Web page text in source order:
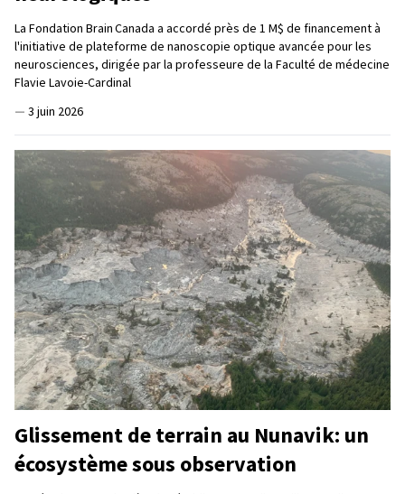
La Fondation Brain Canada a accordé près de 1 M$ de financement à
l'initiative de plateforme de nanoscopie optique avancée pour les
neurosciences, dirigée par la professeure de la Faculté de médecine
Flavie Lavoie-Cardinal
— 3 juin 2026
Glissement de terrain au Nunavik: un
écosystème sous observation